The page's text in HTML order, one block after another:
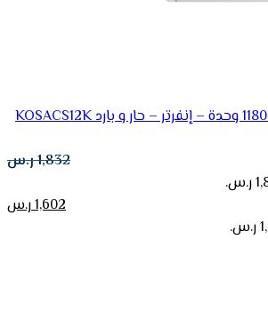
مكيف سبليت كولن 11800 وحدة – إنفرتر – حار و بارد KOSACS12K
1,832ر.س
1,602ر.س